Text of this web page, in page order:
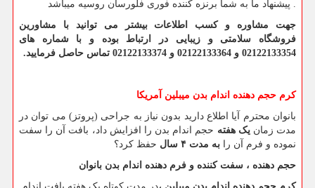
جهت مشاوره و کسب اطلاعات بیشتر می توانید با مشاورین
فروشگاه سلامتی و زیبایی در ارتباط بوده و با شماره های
02122133354 و 02122133364 و 02122133374 تماس حاصل فرمایید.
کرم حجم دهنده اندام بدن میبلین آمریکا
بانوان محترم آیا اطلاع دارید بدون نیاز به جراحی (پروتز) می توان در
مدت زمانیک هفته حجم اندام بدن را افزایش داد، بافت آن را سفت
نموده و فرم آن را به مدت ۴ سال
حفظ کرد؟
حجم دهنده ، سفت کننده و فرم دهنده اندام بدن بانوان